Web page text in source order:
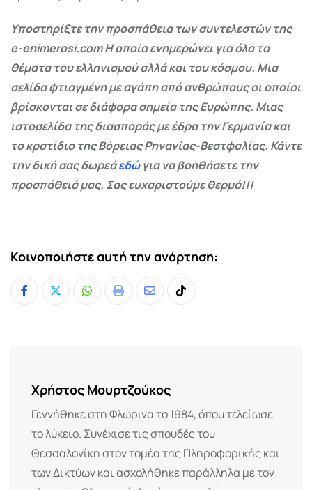
Υποστηρίξτε την προσπάθεια των συντελεστών της
e-enimerosi.com Η οποία ενημερώνει για όλα τα
θέματα του ελληνισμού αλλά και του κόσμου. Μια
σελίδα φτιαγμένη με αγάπη από ανθρώπους οι οποίοι
βρίσκονται σε διάφορα σημεία της Ευρώπης. Μιας
ιστοσελίδα της διασποράς με έδρα την Γερμανία και
το κρατίδιο της Βόρειας Ρηνανίας-Βεστφαλίας. Κάντε
την δική σας δωρεάεδώγια να βοηθήσετε την
προσπάθειά μας. Σας ευχαριστούμε θερμά!!!
Κοινοποιήστε αυτή την ανάρτηση:
Whatsapp
Print
ShareTiktok
Χρήστος Μουρτζούκος
Γεννήθηκε στη Φλώρινα το 1984, όπου τελείωσε
το λύκειο. Συνέχισε τις σπουδές του
Θεσσαλονίκη στον τομέα της Πληροφορικής και
των Δικτύων και ασχολήθηκε παράλληλα με τον